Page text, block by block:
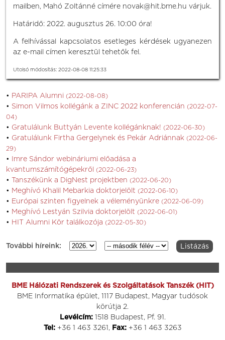
mailben, Mahó Zoltánné címére novak@hit.bme.hu várjuk.
Határidő: 2022. augusztus 26. 10:00 óra!
A felhívással kapcsolatos esetleges kérdések ugyanezen
az e-mail címen keresztül tehetők fel.
Utolsó módosítás: 2022-08-08 11:25:33
PARIPA Alumni (2022-08-08)
Simon Vilmos kollégánk a ZINC 2022 konferencián (2022-07-
04)
Gratulálunk Buttyán Levente kollégánknak! (2022-06-30)
Gratulálunk Firtha Gergelynek és Pekár Adriánnak (2022-06-
29)
Imre Sándor webináriumi előadása a
kvantumszámítógépekről
(2022-06-23)
Tanszékünk a DigNest projektben (2022-06-20)
Meghívó Khalil Mebarkia doktorjelölt (2022-06-10)
Európai szinten figyelnek a véleményünkre (2022-06-09)
Meghívó Lestyán Szilvia doktorjelölt (2022-06-01)
HIT Alumni Kör találkozója (2022-05-30)
További híreink:
BME Hálózati Rendszerek és Szolgáltatások Tanszék (HIT)
BME Informatika épület, 1117 Budapest, Magyar tudósok
körútja 2.
Levélcím:1518 Budapest, Pf. 91.
Tel:+36 1 463 3261, Fax:+36 1 463 3263